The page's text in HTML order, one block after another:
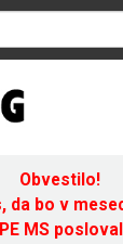
Obvestilo!
da bo v
MS